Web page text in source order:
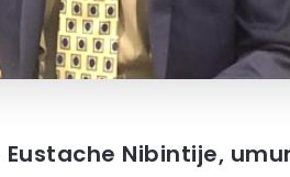
Eustache Nibintije,